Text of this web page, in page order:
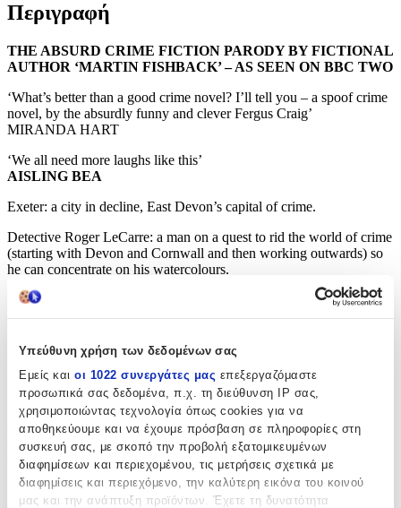
Υπεύθυνη χρήση των δεδομένων σας
Εμείς και οι 1022 συνεργάτες μας επεξεργαζόμαστε
προσωπικά σας δεδομένα, π.χ. τη διεύθυνση IP σας,
χρησιμοποιώντας τεχνολογία όπως cookies για να
αποθηκεύουμε και να έχουμε πρόσβαση σε πληροφορίες στη
συσκευή σας, με σκοπό την προβολή εξατομικευμένων
διαφημίσεων και περιεχομένου, τις μετρήσεις σχετικά με
διαφημίσεις και περιεχόμενο, την καλύτερη εικόνα του κοινού
μας και την ανάπτυξη προϊόντων. Έχετε τη δυνατότητα
Περιγραφή
THE ABSURD CRIME FICTION PARODY BY FICTIONAL
AUTHOR ‘MARTIN FISHBACK’ – AS SEEN ON BBC TWO
‘What’s better than a good crime novel? I’ll tell you – a spoof crime
novel, by the absurdly funny and clever Fergus Craig’
MIRANDA HART
‘We all need more laughs like this’
AISLING BEA
Exeter: a city in decline, East Devon’s capital of crime.
Detective Roger LeCarre: a man on a quest to rid the world of crime
(starting with Devon and Cornwall and then working outwards) so
he can concentrate on his watercolours.
LeCarre runs 10km a day but probably burns more calories shaking
his head at what has become of his city. Now Exeter is set to
wants to turn things around. But when a young man’s (dead) body is
Detective Roger LeCarre is a character never seen before in modern
fiction – a tough but troubled detective with a drink problem and a
marriage in trouble. Can he find out who killed the young man, save
the city and change his energy provider before the new more
expensive tariff kicks in?
Filled with drama, eroticism and very specific Wikipedia-